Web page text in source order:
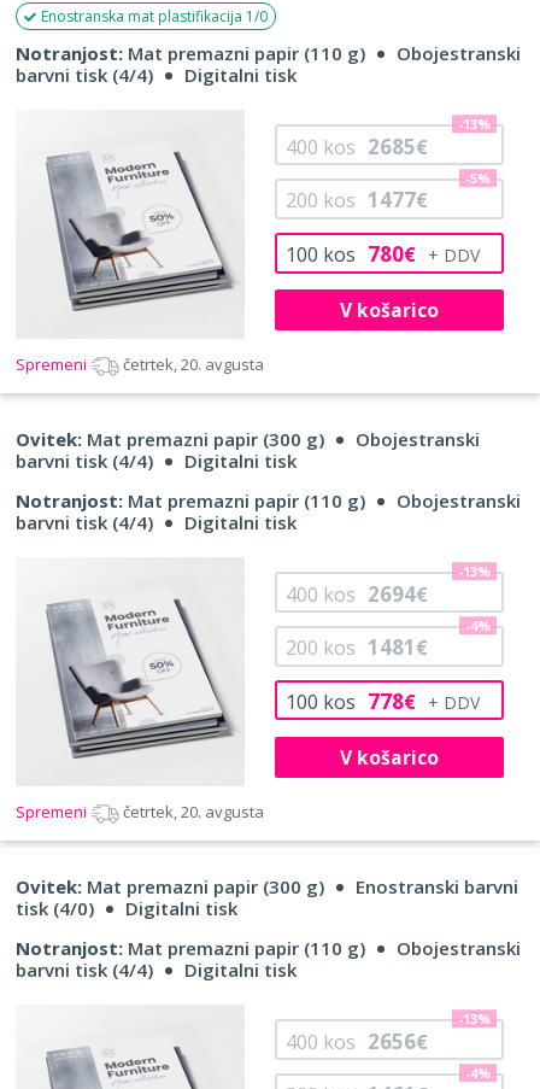
Enostranska mat plastifikacija 1/0
Notranjost: Mat premazni papir (110 g)
Obojestranski
barvni tisk (4/4)
Digitalni tisk
100 kos 780€
200 kos 1477€
-5%
400 kos 2685€
-13%
V košarico
Spremeni četrtek, 20. avgusta
Ovitek: Mat premazni papir (300 g)
Obojestranski
barvni tisk (4/4)
Digitalni tisk
Notranjost: Mat premazni papir (110 g)
Obojestranski
barvni tisk (4/4)
Digitalni tisk
100 kos 778€
200 kos 1481€
-4%
400 kos 2694€
-13%
V košarico
Spremeni četrtek, 20. avgusta
Ovitek: Mat premazni papir (300 g)
Enostranski barvni
tisk (4/0)
Digitalni tisk
Notranjost: Mat premazni papir (110 g)
Obojestranski
barvni tisk (4/4)
Digitalni tisk
-4%
400 kos 2656€
-13%